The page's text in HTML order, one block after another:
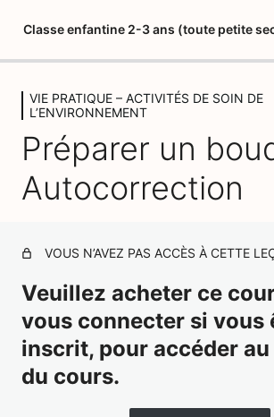
Classe enfantine 2-3 ans (toute petite
LIVRET DU STAGIAIRE
PSYCHOPEDAGOGIE 1 –
MONTESSORI
3 leçons, 1 quiz
QUATRE PLANS DE
1 leçon, 1 quiz
PSYCHOPEDAGOGIE 3 –
ABSORBANT
2 leçons, 1 quiz
L'ENVIRONNEMENT
VIE PRATIQUE – ACTIVITÉS DE SOIN DE
L’ENVIRONNEMENT
Préparer un
Autocorrection
VOUS N’AVEZ PAS ACCÈS À CETTE
Veuillez acheter ce
vous connecter si vous
inscrit, pour accéder
du cours.